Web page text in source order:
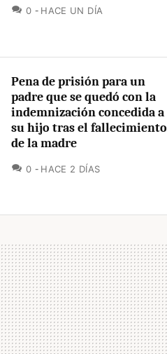
0 COMENTARIOS
HACE UN DÍA
Pena de prisión para un
padre que se quedó con la
indemnización concedida a
su hijo tras el fallecimiento
de la madre
0 COMENTARIOS
HACE 2 DÍAS